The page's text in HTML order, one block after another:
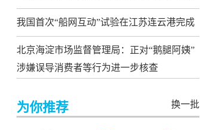
我国首次“船网互动”试验在江苏连云港完成
北京海淀市场监督管理局：正对“鹅腿阿姨”
涉嫌误导消费者等行为进一步核查
为你推荐 换一批